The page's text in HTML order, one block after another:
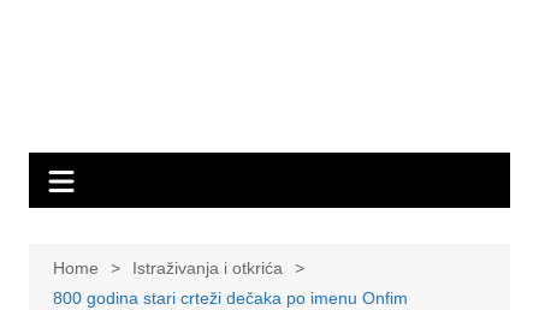
Home
Istraživanja i otkrića
800 godina stari crteži dečaka po imenu Onfim